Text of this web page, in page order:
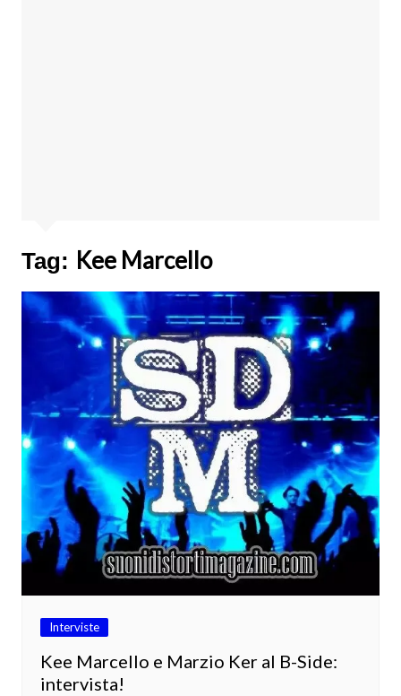
Tag: Kee Marcello
Interviste
Kee Marcello e Marzio Ker al B-Side:
intervista!